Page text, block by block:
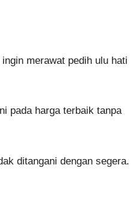
merawat pedih ulu hati
pada harga terbaik tanpa
ditangani dengan segera.